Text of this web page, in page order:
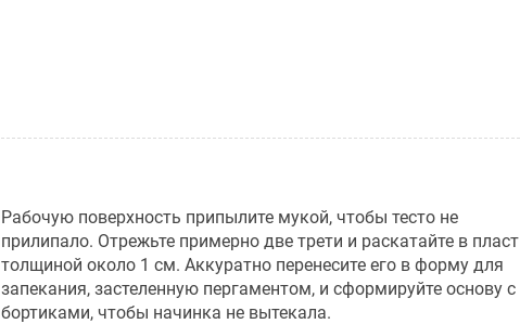
Рабочую поверхность припылите мукой, чтобы тесто не
прилипало. Отрежьте примерно две трети и раскатайте в пласт
толщиной около 1 см. Аккуратно перенесите его в форму для
запекания, застеленную пергаментом, и сформируйте основу с
бортиками, чтобы начинка не вытекала.